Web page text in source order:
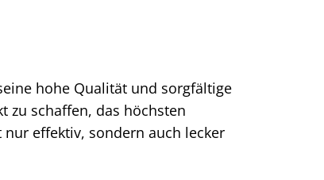
hohe Qualität und sorgfältige
zu schaffen, das höchsten
effektiv, sondern auch lecker